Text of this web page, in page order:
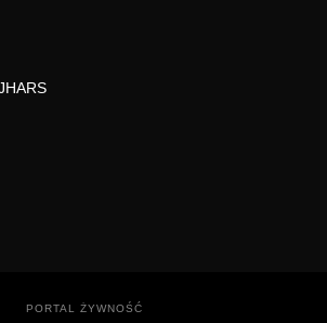
PORTAL ŻYWNOŚĆ